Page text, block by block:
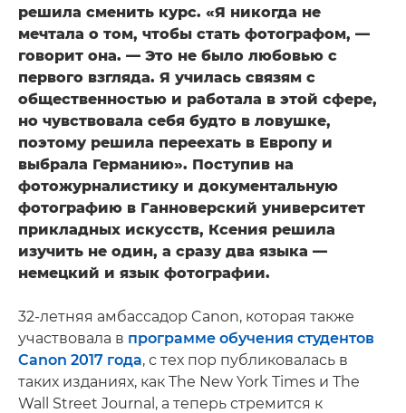
решила сменить курс. «Я никогда не
мечтала о том, чтобы стать фотографом, —
говорит она. — Это не было любовью с
первого взгляда. Я училась связям с
общественностью и работала в этой сфере,
но чувствовала себя будто в ловушке,
поэтому решила переехать в Европу и
выбрала Германию». Поступив на
фотожурналистику и документальную
фотографию в Ганноверский университет
прикладных искусств, Ксения решила
изучить не один, а сразу два языка —
немецкий и язык фотографии.
32-летняя амбассадор Canon, которая также
участвовала в программе обучения студентов
Canon 2017 года, с тех пор публиковалась в
таких изданиях, как The New York Times и The
Wall Street Journal, а теперь стремится к